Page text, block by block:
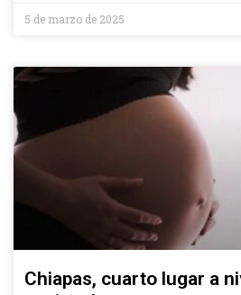
5 de marzo de 2025
Chiapas, cuarto lugar a